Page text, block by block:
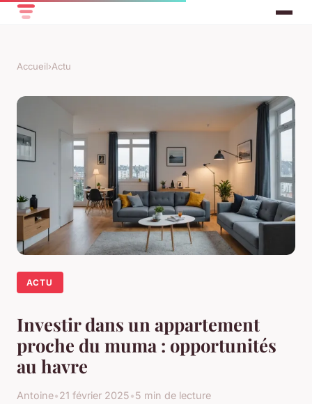
Accueil›Actu
ACTU
Investir dans un appartement
proche du muma : opportunités
au havre
Antoine•21 février 2025•5 min de lecture